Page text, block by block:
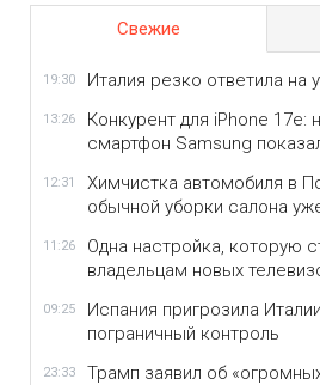
Свежие
19:30 Италия резко ответила на
13:26
Конкурент для iPhone 17e:
смартфон Samsung
12:31
Химчистка автомобиля в
обычной уборки салона
11:26
Одна настройка, которую
владельцам новых
09:25
Испания пригрозила
пограничный контроль
23:33
Трамп заявил об